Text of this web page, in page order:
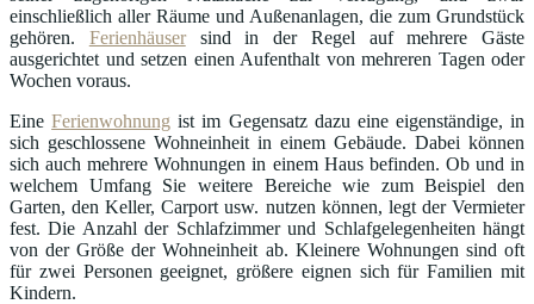
einschließlich aller Räume und Außenanlagen, die zum Grundstück
gehören. Ferienhäusersind in der Regel auf mehrere Gäste
ausgerichtet und setzen einen Aufenthalt von mehreren Tagen oder
Wochen voraus.
EineFerienwohnung ist im Gegensatz dazu eine eigenständige, in
sich geschlossene Wohneinheit in einem Gebäude. Dabei können
sich auch mehrere Wohnungen in einem Haus befinden. Ob und in
welchem Umfang Sie weitere Bereiche wie zum Beispiel den
Garten, den Keller, Carport usw. nutzen können, legt der Vermieter
fest. Die Anzahl der Schlafzimmer und Schlafgelegenheiten hängt
von der Größe der Wohneinheit ab. Kleinere Wohnungen sind oft
für zwei Personen geeignet, größere eignen sich für Familien mit
Kindern.